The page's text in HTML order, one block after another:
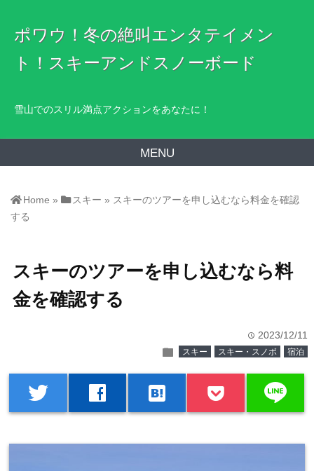
ポワウ！冬の絶叫エンタテイメン
ト！スキーアンドスノーボード
雪山でのスリル満点アクションをあなたに！
MENU
Home » スキー » スキーのツアーを申し込むなら料金を確認
する
スキーのツアーを申し込むなら料
金を確認する
time 2023/12/11
folder スキー スキー・スノボ 宿泊
twitter facebook hatenabookmark line